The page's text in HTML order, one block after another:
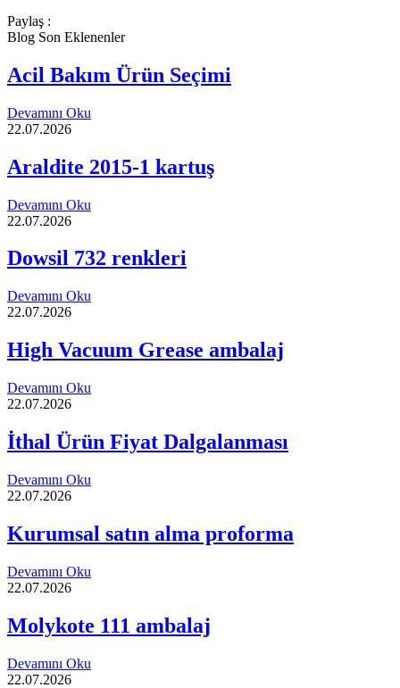
Paylaş :
Blog Son Eklenenler
Acil Bakım Ürün Seçimi
Devamını Oku
22.07.2026
Araldite 2015-1 kartuş
Devamını Oku
22.07.2026
Dowsil 732 renkleri
Devamını Oku
22.07.2026
High Vacuum Grease ambalaj
Devamını Oku
22.07.2026
İthal Ürün Fiyat Dalgalanması
Devamını Oku
22.07.2026
Kurumsal satın alma proforma
Devamını Oku
22.07.2026
Molykote 111 ambalaj
Devamını Oku
22.07.2026